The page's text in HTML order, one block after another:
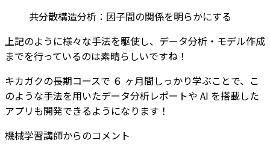
共分散構造分析：因子間の関係を明らかにする
上記のように様々な手法を駆使し、データ分析・モデル作成
までを行っているのは素晴らしいですね！
キカガクの長期コースで ６ ヶ月間しっかり学ぶことで、こ
のような手法を用いたデータ分析レポートや AI を搭載した
アプリも開発できるようになります！
機械学習講師からのコメント